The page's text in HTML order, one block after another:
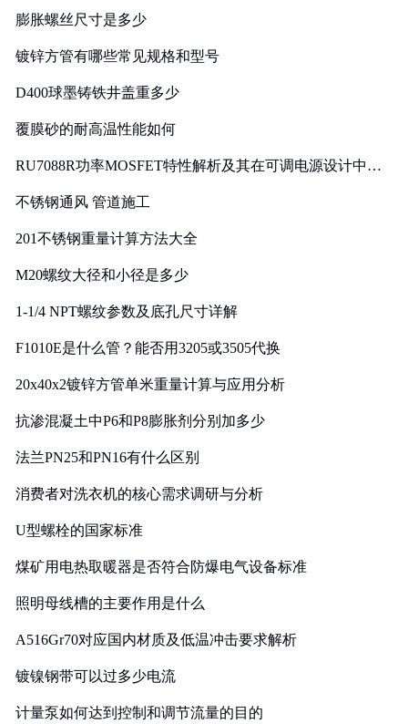
膨胀螺丝尺寸是多少
镀锌方管有哪些常见规格和型号
D400球墨铸铁井盖重多少
覆膜砂的耐高温性能如何
RU7088R功率MOSFET特性解析及其在可调电源设计中的
不锈钢通风 管道施工
201不锈钢重量计算方法大全
M20螺纹大径和小径是多少
1-1/4 NPT螺纹参数及底孔尺寸详解
F1010E是什么管？能否用3205或3505代换
20x40x2镀锌方管单米重量计算与应用分析
抗渗混凝土中P6和P8膨胀剂分别加多少
法兰PN25和PN16有什么区别
消费者对洗衣机的核心需求调研与分析
U型螺栓的国家标准
煤矿用电热取暖器是否符合防爆电气设备标准
照明母线槽的主要作用是什么
A516Gr70对应国内材质及低温冲击要求解析
镀镍钢带可以过多少电流
计量泵如何达到控制和调节流量的目的